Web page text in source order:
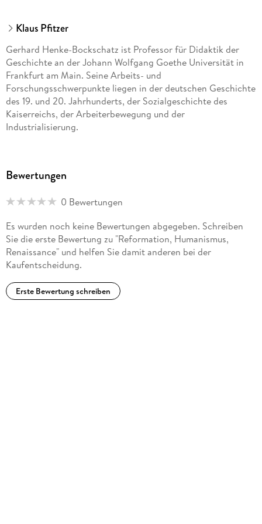
20 Augsburger Religionsfrieden (Auszug)
Literaturhinweise
Abbildungsverzeichnis
Klaus Pfitzer
Gerhard Henke-Bockschatz ist Professor für Didaktik der
Geschichte an der Johann Wolfgang Goethe Universität in
Frankfurt am Main. Seine Arbeits- und
Forschungsschwerpunkte liegen in der deutschen Geschichte
des 19. und 20. Jahrhunderts, der Sozialgeschichte des
Kaiserreichs, der Arbeiterbewegung und der
Industrialisierung.
Bewertungen
0 Bewertungen
Es wurden noch keine Bewertungen abgegeben. Schreiben
Sie die erste Bewertung zu "Reformation, Humanismus,
Renaissance" und helfen Sie damit anderen bei der
Kaufentscheidung.
Erste Bewertung schreiben